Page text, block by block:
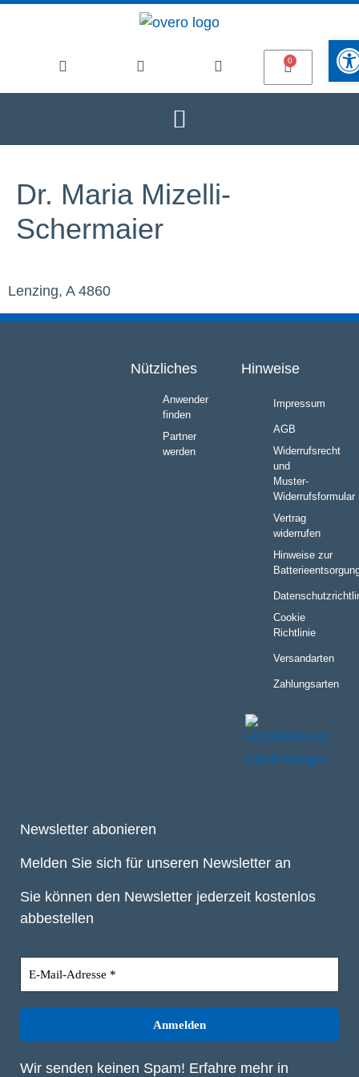
Dr. Maria Mizelli-
Schermaier
Lenzing, A 4860
Nützliches
Anwender
finden
Partner
werden
Hinweise
Impressum
AGB
Widerrufsrecht
und
Muster-
Widerrufsformular
Vertrag
widerrufen
Hinweise zur
Cookie
Richtlinie
Versandarten
Zahlungsarten
Newsletter abonieren
Melden Sie sich für unseren Newsletter an
Sie können den Newsletter jederzeit kostenlos
abbestellen
Wir senden keinen Spam! Erfahre mehr in